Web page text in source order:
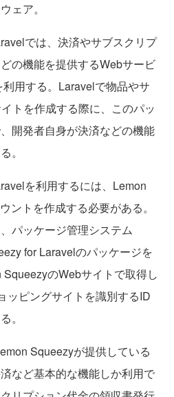
ェア。
では、決済やサブスクリプ
の機能を提供するWebサービ
用する。Laravelで物品やサ
トを作成する際に、このパッ
開発者自身が決済などの機能
。
を利用するには、Lemon
ントを作成する必要がある。
パッケージ管理システム
for Laravelのパッケージを
のWebサイトで取得し
ッピングサイトを識別するID
。
Squeezyが提供している
など基本的な機能しか利用で